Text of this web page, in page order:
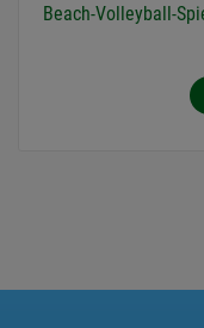
Beach-Volleyball-